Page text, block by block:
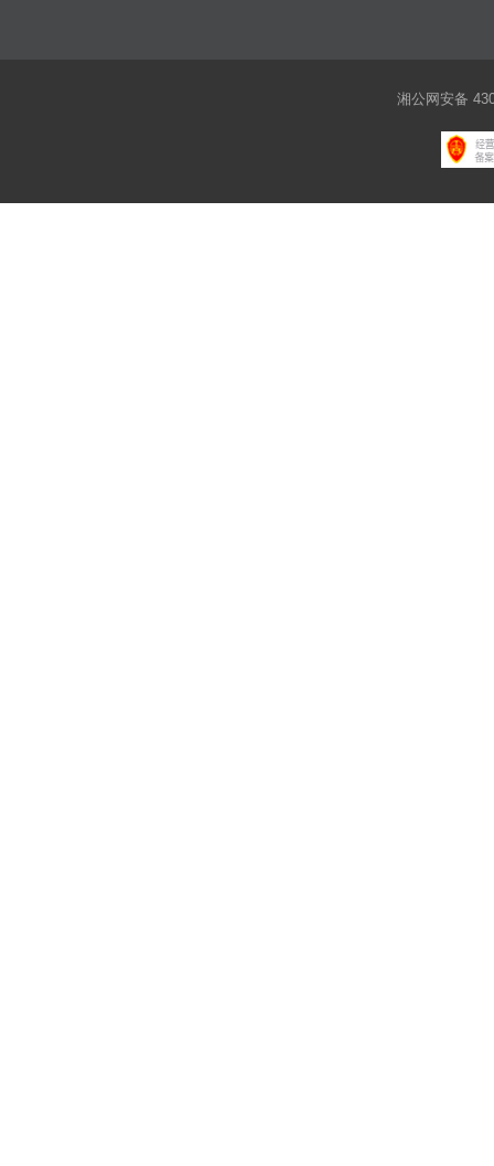
湘公网安备